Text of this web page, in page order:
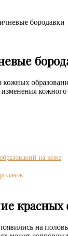
бородавки
кожных
на коже
на